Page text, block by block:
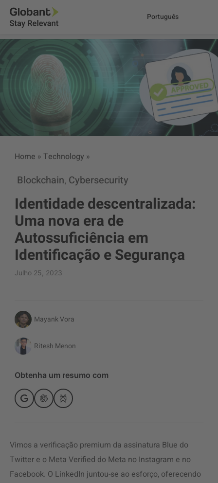
Português
Home » Technology »
Blockchain, Cybersecurity
Identidade descentralizada:
Uma nova era de
Autossuficiência em
Identificação e Segurança
Julho 25, 2023
Mayank Vora
Ritesh Menon
Obtenha um resumo com
Vimos a verificação premium da assinatura Blue do
Twitter e o Meta Verified do Meta no Instagram e no
Facebook. O LinkedIn juntou-se ao esforço, oferecendo